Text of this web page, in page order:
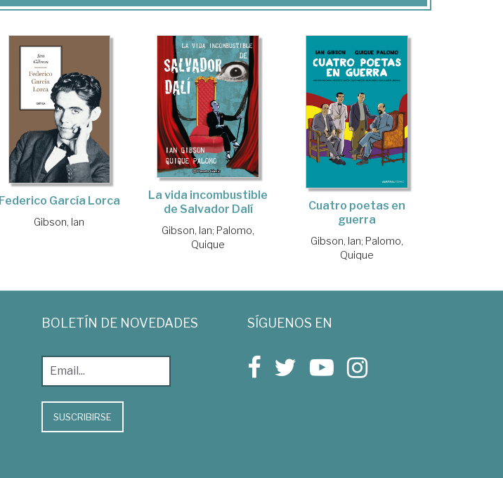
Federico García Lorca
Gibson, Ian
La vida incombustible
de Salvador Dalí
Gibson, Ian; Palomo,
Quique
Cuatro poetas en
guerra
Gibson, Ian; Palomo,
Quique
BOLETÍN DE NOVEDADES
SUSCRIBIRSE
SÍGUENOS EN